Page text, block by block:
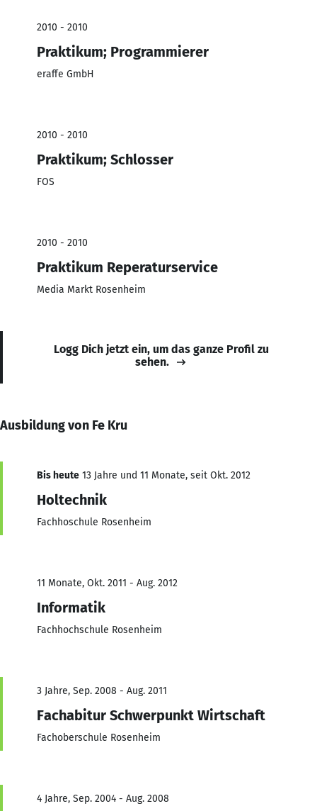
2010 - 2010
Praktikum; Programmierer
eraffe GmbH
2010 - 2010
Praktikum; Schlosser
FOS
2010 - 2010
Praktikum Reperaturservice
Media Markt Rosenheim
Logg Dich jetzt ein, um das ganze Profil zu
sehen.
Ausbildung von Fe Kru
Bis heute 13 Jahre und 11 Monate, seit Okt. 2012
Holtechnik
Fachhoschule Rosenheim
11 Monate, Okt. 2011 - Aug. 2012
Informatik
Fachhochschule Rosenheim
3 Jahre, Sep. 2008 - Aug. 2011
Fachabitur Schwerpunkt Wirtschaft
Fachoberschule Rosenheim
4 Jahre, Sep. 2004 - Aug. 2008